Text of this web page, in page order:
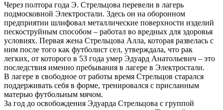
Через полтора года Э. Стрельцова перевели в лагерь
подмосковной Электростали. Здесь он на оборонном
предприятии шлифовал металлические поверхности изделий
пескоструйным способом – работал во вредных для здоровья
условиях. Первая жена Стрельцова Алла, которая развелась с
ним после того как футболист сел, утверждала, что рак
легких, от которого в 53 года умер Эдуард Анатольевич – это
последствия именно пребывания в лагере в Электростали.
В лагере в свободное от работы время Стрельцов старался
поддерживать себя в форме, тренировался с присланным
матерью футбольным мячом.
За год до освобождения Эдуарда Стрельцова с группой